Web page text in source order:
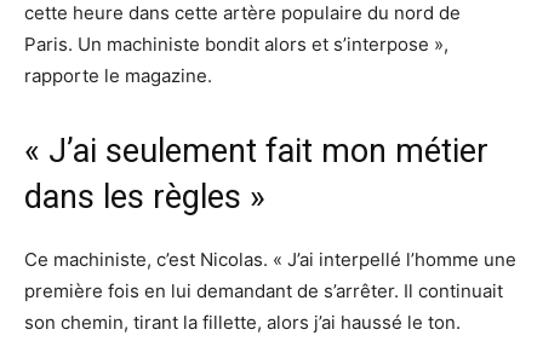
cette heure dans cette artère populaire du nord de
Paris. Un machiniste bondit alors et s’interpose »,
rapporte le magazine.
« J’ai seulement fait mon métier
dans les règles »
Ce machiniste, c’est Nicolas. « J’ai interpellé l’homme une
première fois en lui demandant de s’arrêter. Il continuait
son chemin, tirant la fillette, alors j’ai haussé le ton.